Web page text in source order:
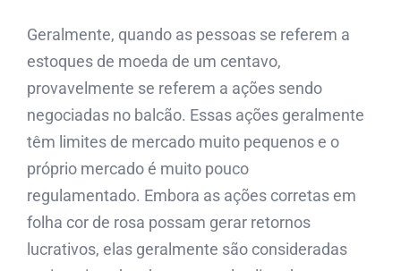
Geralmente, quando as pessoas se referem a
estoques de moeda de um centavo,
provavelmente se referem a ações sendo
negociadas no balcão. Essas ações geralmente
têm limites de mercado muito pequenos e o
próprio mercado é muito pouco
regulamentado. Embora as ações corretas em
folha cor de rosa possam gerar retornos
lucrativos, elas geralmente são consideradas